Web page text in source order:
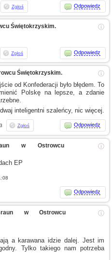
Zgłoś Odpowiedz
ⓘ
Świętokrzyskim.
Zgłoś Odpowiedz
ⓘ
Świętokrzyskim.
od Konfederacji było błędem. To
Polskę na lepsze,a zdanie
inteligentni szaleńcy, nic więcej.
Zgłoś Odpowiedz
ⓘ
w Ostrowcu
EP
Odpowiedz
ⓘ
w Ostrowcu
a karawana idzie dalej. Jest im
Tylko takiego nam potrzeba